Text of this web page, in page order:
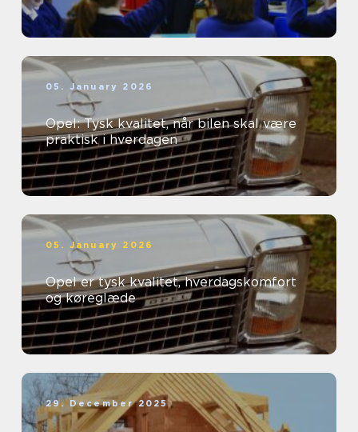
05. January 2026
Opel: Tysk kvalitet, når bilen skal være
praktisk i hverdagen
05. January 2026
Opel er tysk kvalitet, hverdagskomfort
og køreglæde
29. December 2025